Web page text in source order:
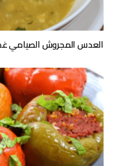
العدس المجروش